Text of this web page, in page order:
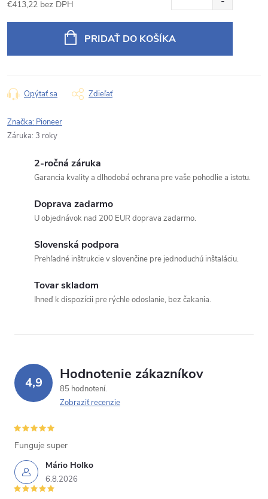
€413,22 bez DPH
PRIDAŤ DO KOŠÍKA
Opýtať sa Zdieľať
Značka: Pioneer
Záruka: 3 roky
2-ročná záruka
Garancia kvality a dlhodobá ochrana pre vaše pohodlie a istotu.
Doprava zadarmo
U objednávok nad 200 EUR doprava zadarmo.
Slovenská podpora
Prehľadné inštrukcie v slovenčine pre jednoduchú inštaláciu.
Tovar skladom
Ihneď k dispozícii pre rýchle odoslanie, bez čakania.
4,9 Hodnotenie zákazníkov
85 hodnotení
Zobraziť recenzie
Mário Holko
6.8.2026
Funguje super